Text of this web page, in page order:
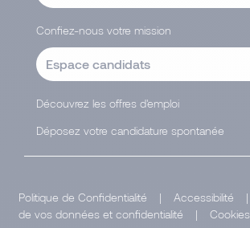
Confiez-nous votre mission
Espace candidats
Découvrez les offres d'emploi
Déposez votre candidature spontanée
Politique de Confidentialité | Accessibilité |
de vos données et confidentialité
|
Cookies